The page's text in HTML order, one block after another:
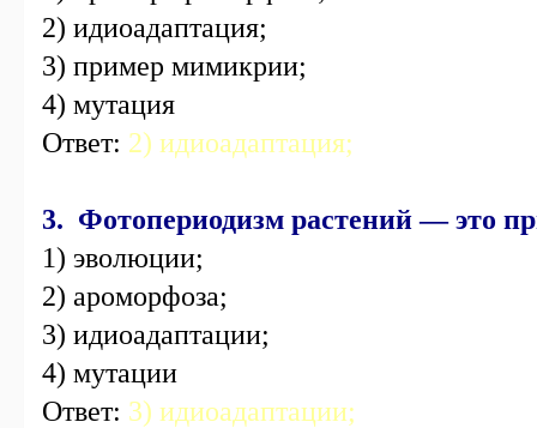
2) идиоадаптация;
3) пример мимикрии;
4) мутация
Ответ: 2) идиоадаптация;
3. Фотопериодизм растений — это
1) эволюции;
2) ароморфоза;
3) идиоадаптации;
4) мутации
Ответ: 3) идиоадаптации;